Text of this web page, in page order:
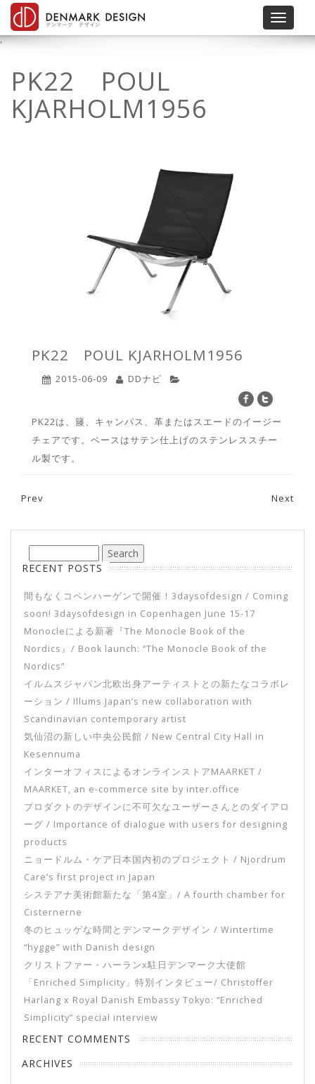
Toggle
'
PK22 POUL
KJARHOLM1956
PK22 POUL KJARHOLM1956
2015-06-09 DDナビ
PK22は、籐、キャンパス、革またはスエードのイージー
チェアです。ベースはサテン仕上げのステンレススチー
ル製です。
Prev Next
RECENT POSTS
間もなくコペンハーゲンで開催！3daysofdesign / Coming
soon! 3daysofdesign in Copenhagen June 15-17
Monocleによる新著『The Monocle Book of the
Nordics』/ Book launch: “The Monocle Book of the
Nordics”
イルムスジャパン北欧出身アーティストとの新たなコラボレ
ーション / Illums Japan’s new collaboration with
Scandinavian contemporary artist
気仙沼の新しい中央公民館 / New Central City Hall in
Kesennuma
インターオフィスによるオンラインストアMAARKET /
MAARKET, an e-commerce site by inter.office
プロダクトのデザインに不可欠なユーザーさんとのダイアロ
ーグ / Importance of dialogue with users for designing
products
ニョードルム・ケア日本国内初のプロジェクト / Njordrum
Care’s first project in Japan
システアナ美術館新たな「第4室」/ A fourth chamber for
Cisternerne
冬のヒュッゲな時間とデンマークデザイン / Wintertime
“hygge” with Danish design
クリストファー・ハーランx駐日デンマーク大使館
「Enriched Simplicity」特別インタビュー/ Christoffer
Harlang x Royal Danish Embassy Tokyo: “Enriched
Simplicity” special interview
RECENT COMMENTS
ARCHIVES